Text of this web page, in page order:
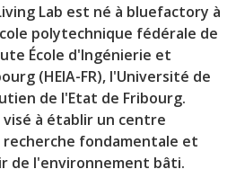
Lab est né à bluefactory à
polytechnique fédérale de
École d'Ingénierie et
(HEIA-FR), l'Université de
de l'Etat de Fribourg.
visé à établir un centre
fondamentale et
de l'environnement bâti.